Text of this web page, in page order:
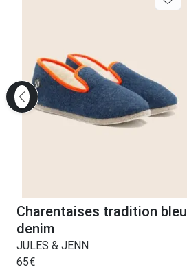
Charentaises tradition bleu
denim
JULES & JENN
65€